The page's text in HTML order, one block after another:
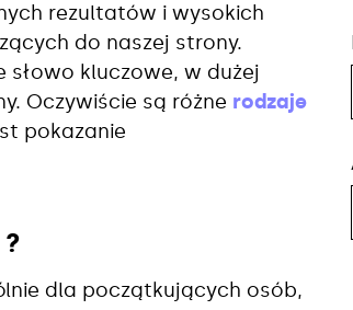
rezultatów i wysokich
do naszej strony.
kluczowe, w dużej
Oczywiście są różne rodzaje
pokazanie
dla początkujących osób,